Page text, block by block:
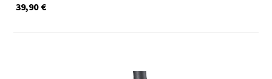
€
39,90